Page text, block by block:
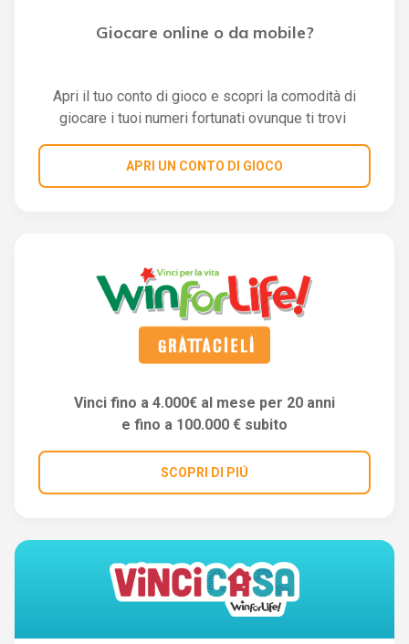
Giocare online o da mobile?
Apri il tuo conto di gioco e scopri la comodità di
giocare i tuoi numeri fortunati ovunque ti trovi
APRI UN CONTO DI GIOCO
Vinci fino a 4.000€ al mese per 20 anni
e fino a 100.000 € subito
SCOPRI DI PIÚ